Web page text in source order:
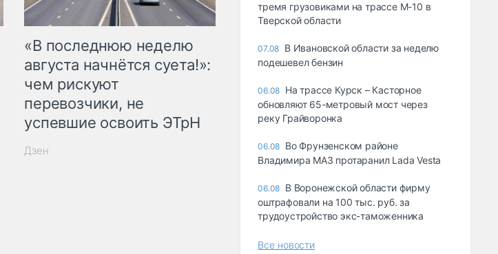
«В последнюю неделю
августа начнётся суета!»:
чем рискуют
перевозчики, не
успевшие освоить ЭТрН
Дзен
тремя грузовиками на трассе М-10 в
Тверской области
07.08 В Ивановской области за неделю
подешевел бензин
06.08 На трассе Курск – Касторное
обновляют 65-метровый мост через
реку Грайворонка
06.08 Во Фрунзенском районе
Владимира МАЗ протаранил Lada Vesta
06.08 В Воронежской области фирму
оштрафовали на 100 тыс. руб. за
трудоустройство экс-таможенника
Все новости